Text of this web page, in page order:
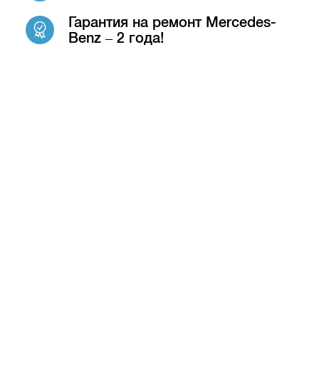
Гарантия на ремонт Mercedes-
Benz – 2 года!